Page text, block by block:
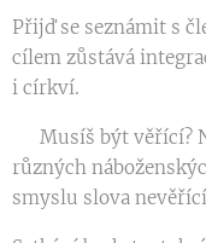
Přijď se seznámit s
cílem zůstává
i církví.
ℹ️ Musíš být věřící?
různých
smyslu slova